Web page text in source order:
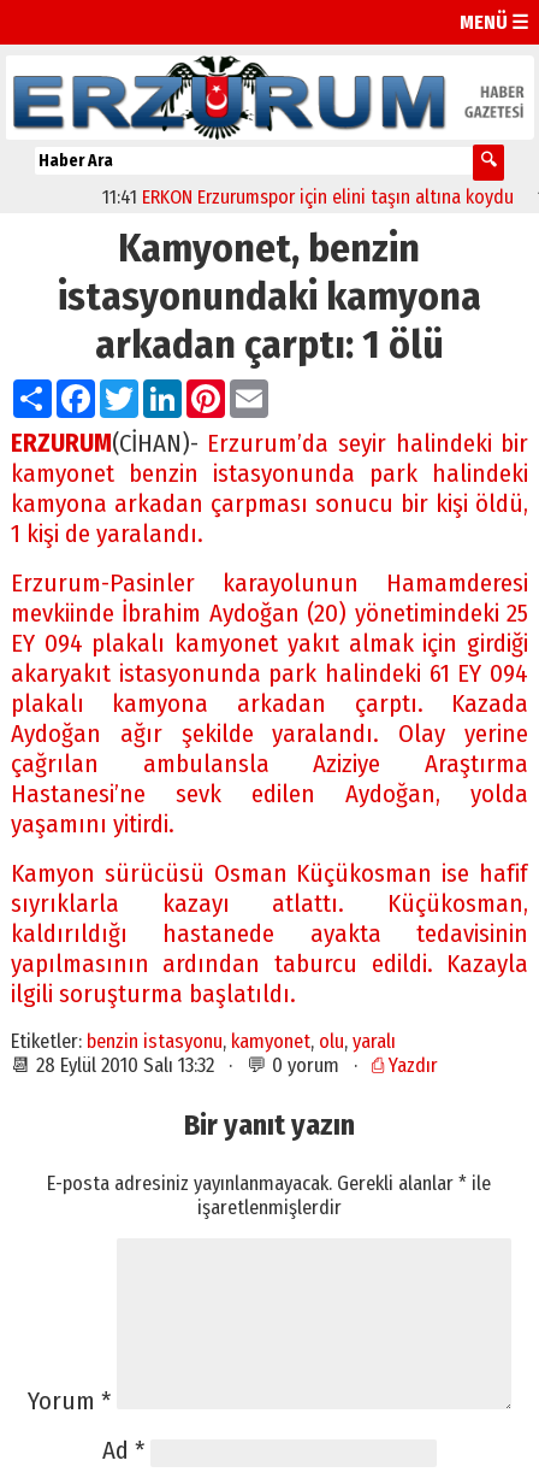
MENÜ ☰
11:41 ERKON Erzurumspor için elini taşın altına koydu
Kamyonet, benzin
istasyonundaki kamyona
arkadan çarptı: 1 ölü
PaylaşFacebook
TwitterLinkedIn
Pinterest
Email
ERZURUM(CİHAN)- Erzurum’da seyir halindeki bir
kamyonet benzin istasyonunda park halindeki
kamyona arkadan çarpması sonucu bir kişi öldü,
1 kişi de yaralandı.
Erzurum-Pasinler karayolunun Hamamderesi
mevkiinde İbrahim Aydoğan (20) yönetimindeki 25
EY 094 plakalı kamyonet yakıt almak için girdiği
akaryakıt istasyonunda park halindeki 61 EY 094
plakalı kamyona arkadan çarptı. Kazada
Aydoğan ağır şekilde yaralandı. Olay yerine
çağrılan ambulansla Aziziye Araştırma
Hastanesi’ne sevk edilen Aydoğan, yolda
yaşamını yitirdi.
Kamyon sürücüsü Osman Küçükosman ise hafif
sıyrıklarla kazayı atlattı. Küçükosman,
kaldırıldığı hastanede ayakta tedavisinin
yapılmasının ardından taburcu edildi. Kazayla
ilgili soruşturma başlatıldı.
Etiketler: benzin istasyonu, kamyonet, olu, yaralı
📆 28 Eylül 2010 Salı 13:32 · 💬 0 yorum · ⎙ Yazdır
Bir yanıt yazın
E-posta adresiniz yayınlanmayacak. Gerekli alanlar* ile
işaretlenmişlerdir
Yorum *
Ad *